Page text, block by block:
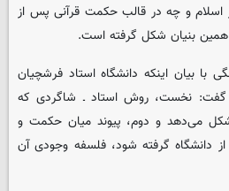
و چه در قالب حکمت قرآنی پس از
همین بنیان شکل گرفته است.
با بیان اینکه دانشگاه استاد فرشچیان
گفت: نخست، روش استاد ـ شاگردی که
می‌دهد و دوم، پیوند میان حکمت و
از دانشگاه گرفته شود، فلسفه وجودی آن